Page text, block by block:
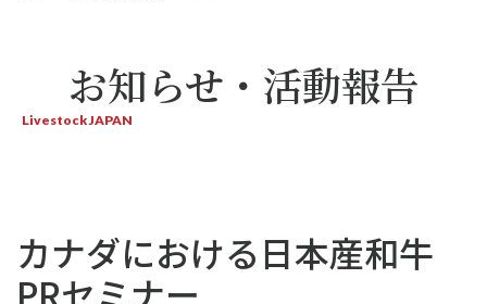
お知らせ・活動報告
Livestock JAPAN
カナダにおける日本産和牛
PRセミナー